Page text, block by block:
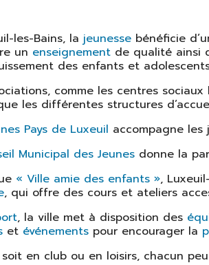
Musées
Agenda
les-Bains, la jeunesse bénéficie
un enseignement de qualité ainsi
des enfants et
comme les centres
les différentes structures
Pays de Luxeuil accompagne les
Municipal des Jeunes donne la
« Ville amie des enfants »,
, qui offre des cours et ateliers
, la ville met à disposition des
et événements pour encourager la
en club ou en loisirs, chacun